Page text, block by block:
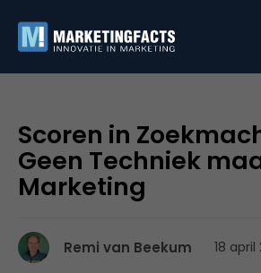
Scoren in
Geen Techniek
Marketing
Remi van Beekum 18 april